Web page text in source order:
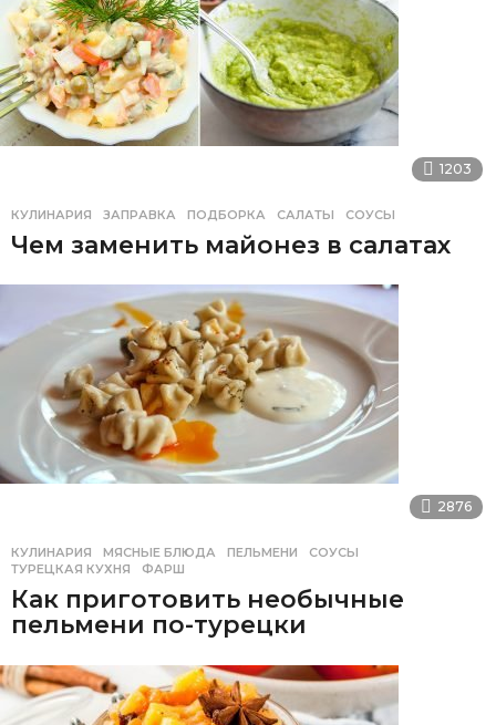
1203
КУЛИНАРИЯ ЗАПРАВКА ,ПОДБОРКА ,САЛАТЫ ,СОУСЫ
Чем заменить майонез в салатах
2876
КУЛИНАРИЯ МЯСНЫЕ БЛЮДА ,ПЕЛЬМЕНИ ,СОУСЫ
ТУРЕЦКАЯ КУХНЯ
,ФАРШ
Как приготовить необычные
пельмени по-турецки